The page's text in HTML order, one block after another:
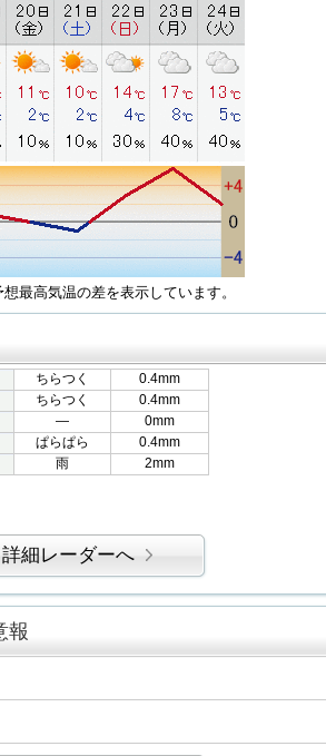
最高気温の差を表示しています。
ちらつく
0.4mm
ちらつく
0.4mm
―
0mm
ぱらぱら
0.4mm
雨 2mm
詳細レーダーへ
報